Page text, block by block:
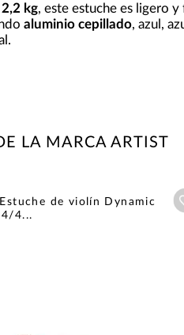
2,2 kg, este estuche es ligero
aluminio cepillado, azul,
LA MARCA ARTIST
de violín Dynamic
4...